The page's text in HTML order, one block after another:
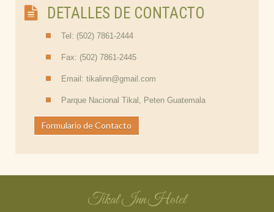
DETALLES DE CONTACTO
Tel: (502) 7861-2444
Fax: (502) 7861-2445
Email: tikalinn@gmail.com
Parque Nacional Tikal, Peten Guatemala
Formulario de Contacto
Tikal Inn Hotel